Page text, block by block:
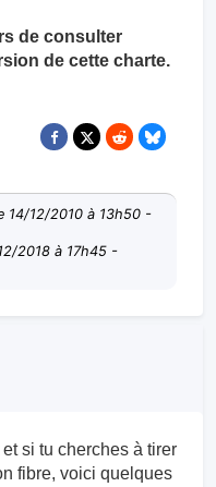
de consulter
de cette charte.
14/12/2010 à 13h50 -
2018 à 17h45 -
si tu cherches à tirer
fibre, voici quelques